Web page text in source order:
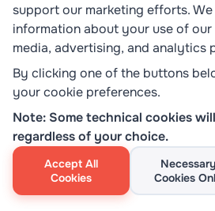
n8n значною мірою залежать
інфраструктури. Ось короткий
правильного плану AlexHost:
Випадок використання
Особисті проекти, малі команди
Високонавантажені робочі процеси,
support our marketing efforts.
information about your use of
media, advertising, and analytics
By clicking one of the buttons
your cookie preferences.
Note: Some technical cookies
regardless of your choice.
Accept All
Cookies
Necessary
Cookies